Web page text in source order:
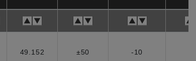
49.152 ±50 -10